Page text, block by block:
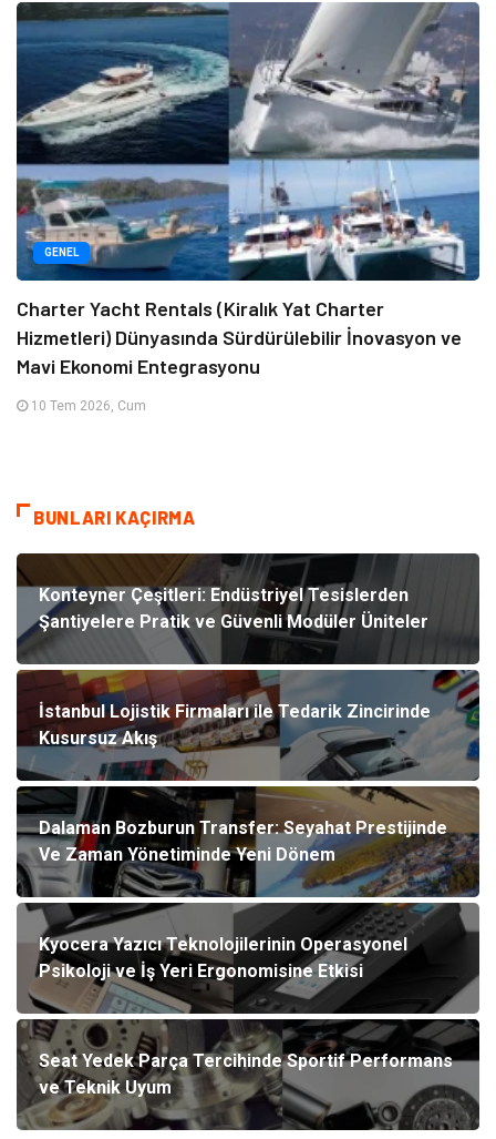
GENEL
Charter Yacht Rentals (Kiralık Yat Charter
Hizmetleri) Dünyasında Sürdürülebilir İnovasyon ve
Mavi Ekonomi Entegrasyonu
10 Tem 2026, Cum
BUNLARI KAÇIRMA
Konteyner Çeşitleri: Endüstriyel Tesislerden
Şantiyelere Pratik ve Güvenli Modüler Üniteler
İstanbul Lojistik Firmaları ile Tedarik Zincirinde
Kusursuz Akış
Dalaman Bozburun Transfer: Seyahat Prestijinde
Ve Zaman Yönetiminde Yeni Dönem
Kyocera Yazıcı Teknolojilerinin Operasyonel
Psikoloji ve İş Yeri Ergonomisine Etkisi
Seat Yedek Parça Tercihinde Sportif Performans
ve Teknik Uyum